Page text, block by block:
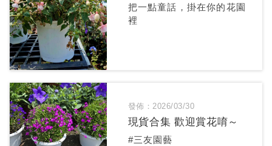
把一點童話，掛在你的花園
裡
現貨合集 歡迎賞花唷～
發佈：2026/03/30
#三友園藝